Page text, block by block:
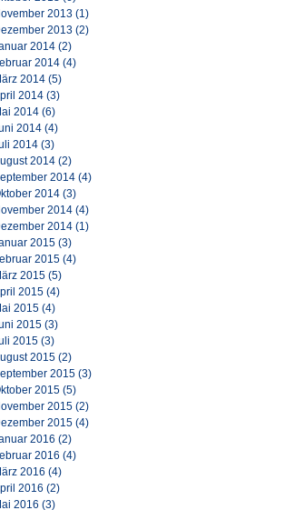
2013 (1)
2013 (2)
2014 (2)
2014 (4)
2014 (5)
2014 (3)
2014 (6)
2014 (4)
2014 (3)
2014 (2)
2014 (4)
2014 (3)
2014 (4)
2014 (1)
2015 (3)
2015 (4)
2015 (5)
2015 (4)
2015 (4)
2015 (3)
2015 (3)
2015 (2)
2015 (3)
2015 (5)
2015 (2)
2015 (4)
2016 (2)
2016 (4)
2016 (4)
2016 (2)
2016 (3)